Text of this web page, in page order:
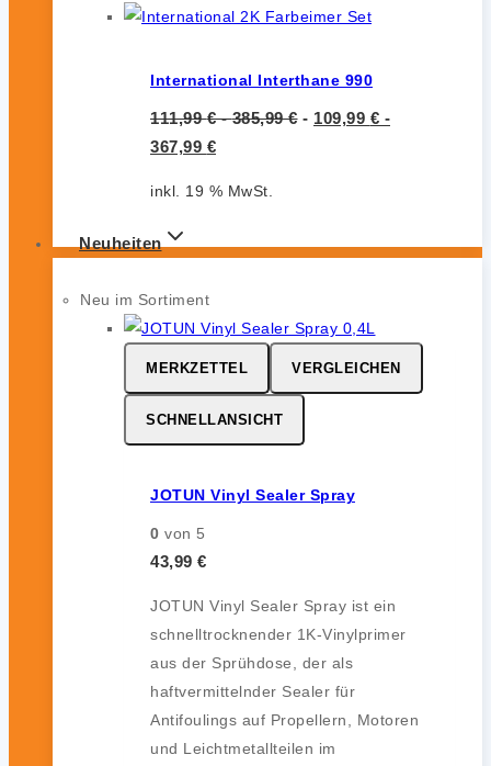
International Interthane 990
111,99€-385,99€- 109,99 € -
367,99 €
inkl. 19 % MwSt.
Neuheiten
Neu im Sortiment
MERKZETTEL VERGLEICHEN
SCHNELLANSICHT
JOTUN Vinyl Sealer Spray
0 von 5
43,99 €
JOTUN Vinyl Sealer Spray ist ein
schnelltrocknender 1K-Vinylprimer
aus der Sprühdose, der als
haftvermittelnder Sealer für
Antifoulings auf Propellern, Motoren
und Leichtmetallteilen im